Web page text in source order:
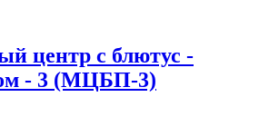
центр с блютус -
- 3 (МЦБП-3)